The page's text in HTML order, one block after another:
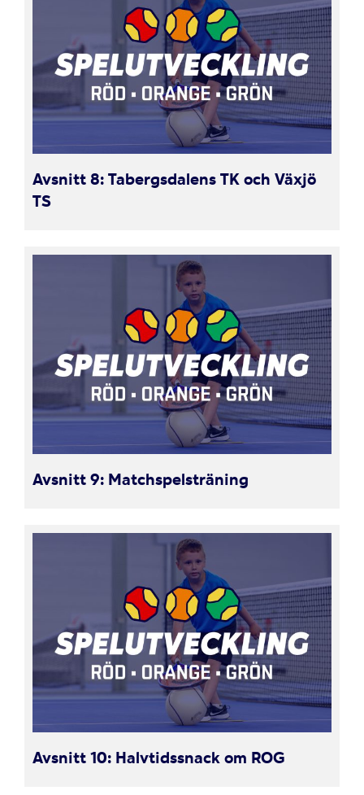
Avsnitt 8: Tabergsdalens TK och Växjö
TS
Avsnitt 9: Matchspelsträning
Avsnitt 10: Halvtidssnack om ROG